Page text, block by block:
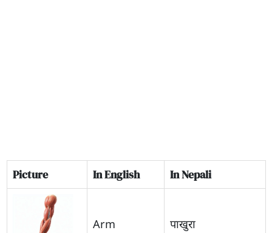
Picture In English In Nepali
Arm पाखुरा